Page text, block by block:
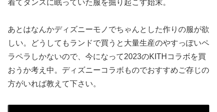
着てタンスに眠っていた服を掘り起こす始末。
あとはなんかディズニーモノでちゃんとした作りの服が欲
しい。どうしてもランドで買うと大量生産のやすっぽいペ
ラペラしかないので、今になって2023のKITHコラボを買
おうか考え中。ディズニーコラボものでおすすめご存じの
方がいれば教えて下さい。